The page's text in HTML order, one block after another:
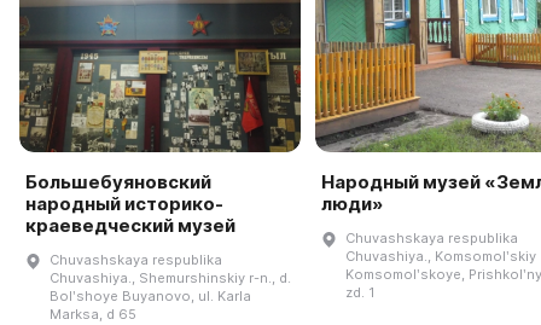
Большебуяновский
народный историко-
краеведческий музей
Chuvashskaya respublika
Chuvashiya., Shemurshinskiy r-n., d.
Bolʹshoye Buyanovo, ul. Karla
Marksa, d 65
Народный музей
люди»
Chuvashskaya respublika
Chuvashiya., Komsomolʹskiy
Komsomolʹskoye,
zd. 1